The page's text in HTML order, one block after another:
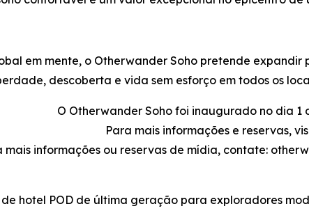
em mente, o Otherwander Soho pretende
descoberta e vida sem esforço em todos os
O Otherwander Soho foi inaugurado no dia 1
Para mais informações e reservas,
mais informações ou reservas de mídia, contate:
hotel POD de última geração para exploradores